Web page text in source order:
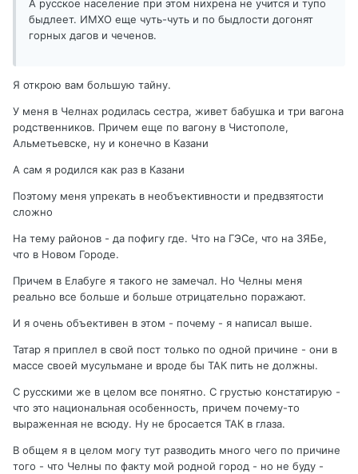
А русское население при этом нихрена не учится и тупо
быдлеет. ИМХО еще чуть-чуть и по быдлости догонят
горных дагов и чеченов.
Я открою вам большую тайну.
У меня в Челнах родилась сестра, живет бабушка и три вагона
родственников. Причем еще по вагону в Чистополе,
Альметьевске, ну и конечно в Казани
А сам я родился как раз в Казани
Поэтому меня упрекать в необъективности и предвзятости
сложно
На тему районов - да пофигу где. Что на ГЭСе, что на ЗЯБе,
что в Новом Городе.
Причем в Елабуге я такого не замечал. Но Челны меня
реально все больше и больше отрицательно поражают.
И я очень объективен в этом - почему - я написал выше.
Татар я приплел в свой пост только по одной причине - они в
массе своей мусульмане и вроде бы ТАК пить не должны.
С русскими же в целом все понятно. С грустью констатирую -
что это национальная особенность, причем почему-то
выраженная не всюду. Ну не бросается ТАК в глаза.
В общем я в целом могу тут разводить много чего по причине
того - что Челны по факту мой родной город - но не буду -